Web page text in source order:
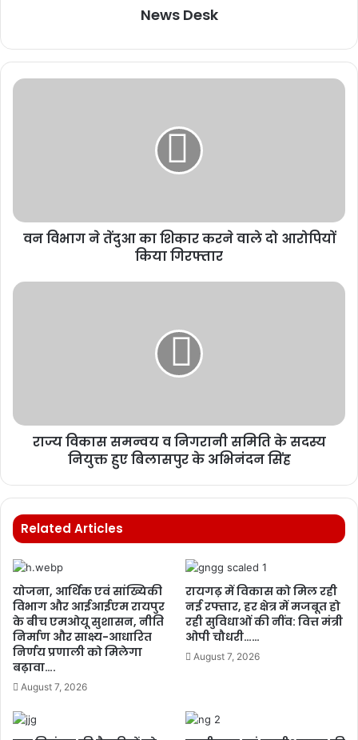
News Desk
वन विभाग ने तेंदुआ का शिकार करने वाले दो आरोपियों
किया गिरफ्तार
राज्य विकास समन्वय व निगरानी समिति के सदस्य
नियुक्त हुए बिलासपुर के अभिनंदन सिंह
Related Articles
योजना, आर्थिक एवं सांख्यिकी
विभाग और आईआईएम रायपुर
के बीच एमओयू सुशासन, नीति
निर्माण और साक्ष्य-आधारित
निर्णय प्रणाली को मिलेगा
बढ़ावा….
August 7, 2026
रायगढ़ में विकास को मिल रही
नई रफ्तार, हर क्षेत्र में मजबूत हो
रही सुविधाओं की नींव: वित्त मंत्री
ओपी चौधरी……
August 7, 2026